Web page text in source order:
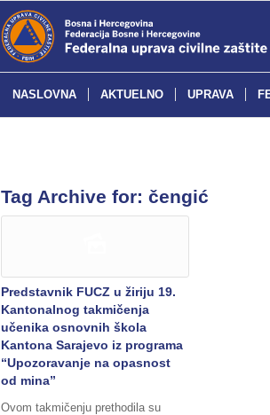
NASLOVNA AKTUELNO UPRAVA
Tag Archive for: čengić
Predstavnik FUCZ u žiriju 19.
Kantonalnog takmičenja
učenika osnovnih škola
Kantona Sarajevo iz programa
“Upozoravanje na opasnost
od mina”
Ovom takmičenju prethodila su